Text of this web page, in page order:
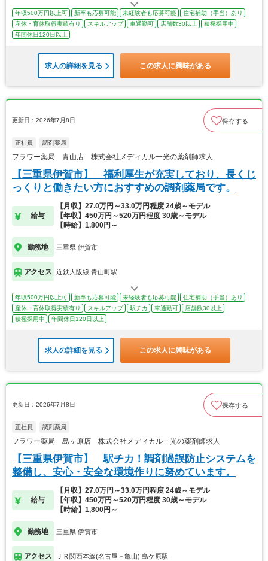
年収500万円以上可 新卒も応募可能 未経験者も応募可能
住宅補助（手当）あり
産休・育休取得実績有り
スキルアップ 車通勤可 店舗数30以上
積極採用中
年間休日120日以上
求人の詳細を見る この求人に興味がある
更新日：2026年7月8日 保存する
正社員 調剤薬局
フラワー薬局 青山店 株式会社メディカル一光の薬剤師求人
【三重県伊賀市】 福利厚生が充実しており、長くじ
っくりと働きたい方におすすめの調剤薬局です。
給与
【月収】27.0万円～33.0万円程度 24歳～モデル
【年収】450万円～520万円程度 30歳～モデル
【時給】1,800円～
勤務地 三重県 伊賀市
アクセス 近鉄大阪線 青山町駅
年収500万円以上可 新卒も応募可能 未経験者も応募可能
住宅補助（手当）あり
産休・育休取得実績有り
スキルアップ 駅チカ 車通勤可
店舗数30以上
積極採用中
年間休日120日以上
求人の詳細を見る この求人に興味がある
更新日：2026年7月8日 保存する
正社員 調剤薬局
フラワー薬局 島ヶ原店 株式会社メディカル一光の薬剤師求人
【三重県伊賀市】 駅チカ！調剤過誤防止システムを
整備し、安心・安全な環境作りに努めています。
給与
【月収】27.0万円～33.0万円程度 24歳～モデル
【年収】450万円～520万円程度 30歳～モデル
【時給】1,800円～
勤務地 三重県 伊賀市
アクセス ＪＲ関西本線(名古屋－亀山) 島ケ原駅